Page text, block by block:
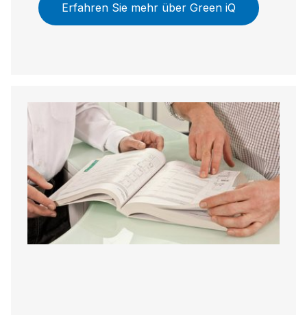
Erfahren Sie mehr über Green iQ